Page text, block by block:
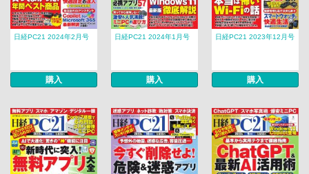
日経PC21 2024年2月号
購入
日経PC21 2024年1月号
購入
日経PC21 2023年12月号
購入